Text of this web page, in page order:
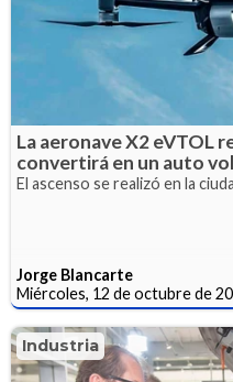
La aeronave X2 eVTOL
convertirá en un auto
El ascenso se realizó en la
Jorge Blancarte
Miércoles, 12 de octubre de
Industria